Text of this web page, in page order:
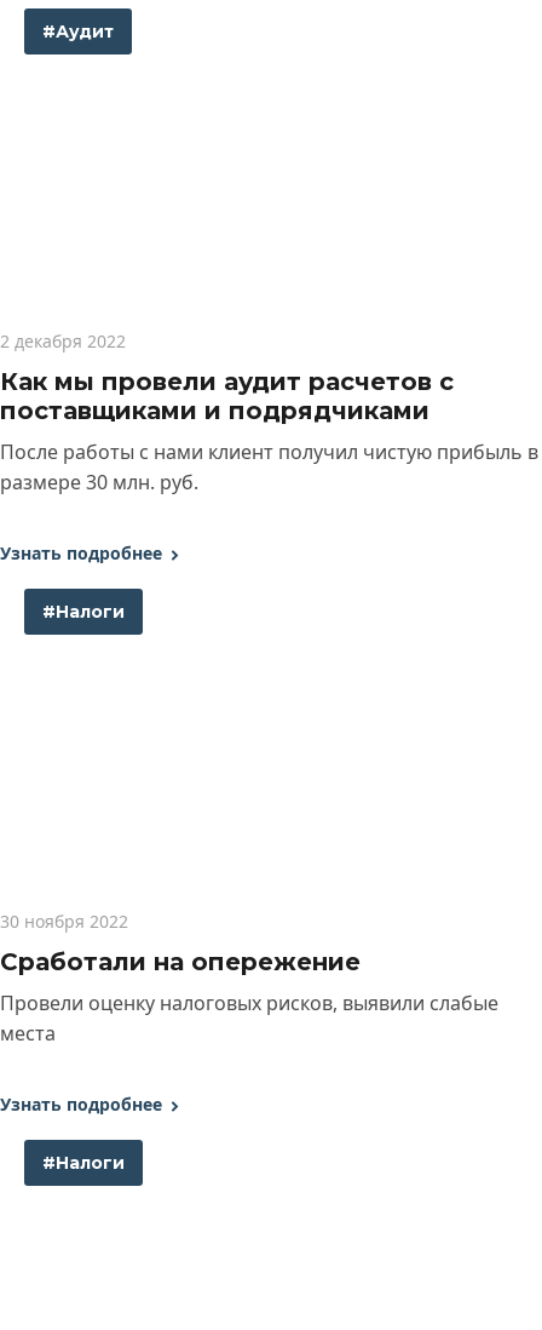
#Аудит
2 декабря 2022
Как мы провели аудит расчетов с
поставщиками и подрядчиками
После работы с нами клиент получил чистую прибыль в
размере 30 млн. руб.
Узнать подробнее
#Налоги
30 ноября 2022
Сработали на опережение
Провели оценку налоговых рисков, выявили слабые
места
Узнать подробнее
#Налоги